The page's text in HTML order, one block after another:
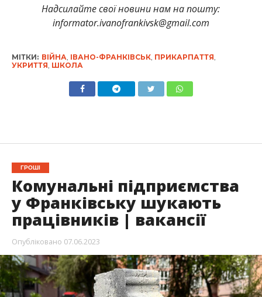
Надсилайте свої новини нам на пошту:
informator.ivanofrankivsk@gmail.com
МІТКИ: ВІЙНА ІВАНО-ФРАНКІВСЬК, ПРИКАРПАТТЯ
УКРИТТЯ ШКОЛА
ГРОШІ
Комунальні підприємства
у Франківську шукають
працівників | вакансії
Опубліковано 07.06.2023